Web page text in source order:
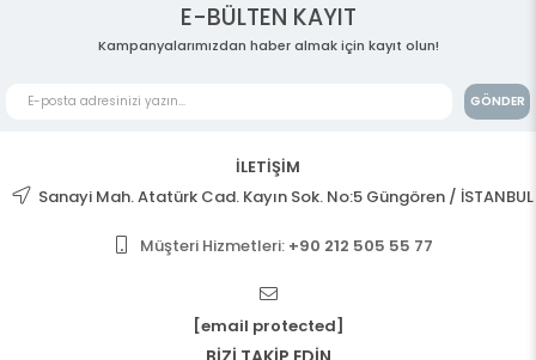
E-BÜLTEN KAYIT
Kampanyalarımızdan haber almak için kayıt olun!
GÖNDER
İLETİŞİM
Sanayi Mah. Atatürk Cad. Kayın Sok. No:5 Güngören / İSTANBUL
Müşteri Hizmetleri: +90 212 505 55 77
[email protected]